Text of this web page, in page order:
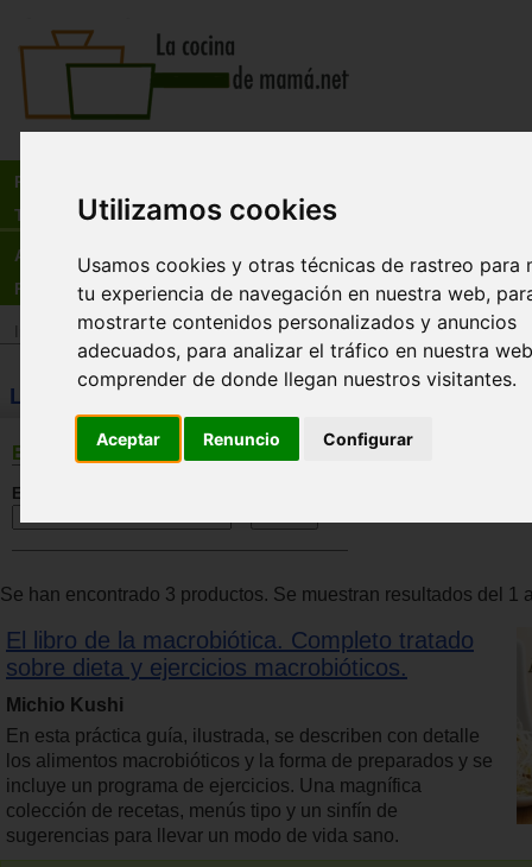
Utilizamos cookies
Usamos cookies y otras técnicas de rastreo para
tu experiencia de navegación en nuestra web,
mostrarte contenidos personalizados y anuncios
adecuados, para analizar el tráfico en nuestra
comprender de donde llegan nuestros visitantes.
Aceptar Renuncio Configurar
Recetas
Tienda
Actualidad
Registro
Tienda>Libros>Especialidades>Macrobiotica
LIBROS: Macrobiotica
BÚSQUEDA
En esta sección:
Se han encontrado 3 productos. Se muestran resultados del 1
El libro de la macrobiótica. Completo tratado
sobre dieta y ejercicios macrobióticos.
Michio Kushi
En esta práctica guía, ilustrada, se describen con detalle
los alimentos macrobióticos y la forma de preparados y se
incluye un programa de ejercicios. Una magnífica
colección de recetas, menús tipo y un sinfín de
sugerencias para llevar un modo de vida sano.